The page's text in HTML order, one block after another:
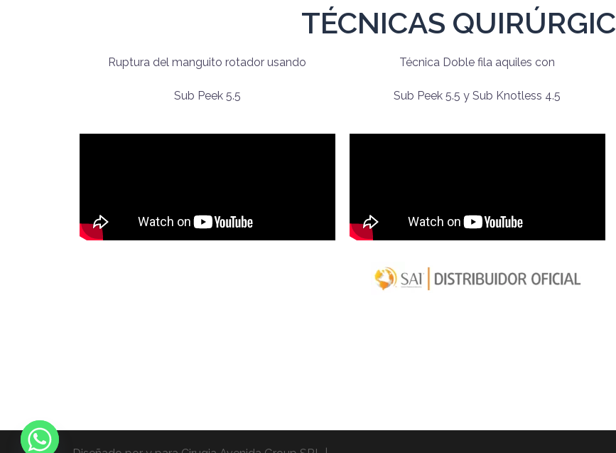
TÉCNICAS
Ruptura del manguito rotador usando
Sub Peek 5.5
Técnica Doble fila aquiles con
Sub Peek 5.5 y Sub Knotless 4.5